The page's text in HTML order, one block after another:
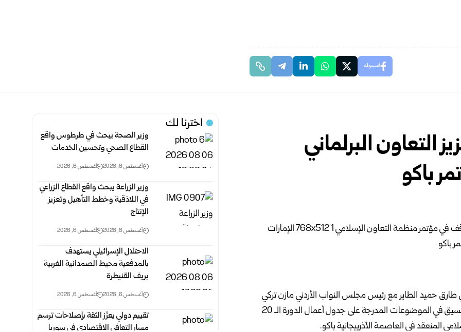
فيسبوك
التعاون البرلماني
باكو
طارق حميد الطاير مع رئيس مجلس النواب الأردني مازن تركي
القاضي اليوم الأربعاء علاقات التعاون البرلماني إلى جانب التنسيق في الموضوعات المدرجة على جدول أعمال الدورة الـ 20
المنعقد في العاصمة الأذربيجانيةباكو.
اخترنا لك
وزير الصحة يبحث في طرطوس واقع
القطاع الصحي وتحسين الخدمات
أغسطس 6, 2026 أغسطس 6, 2026
وزير الزراعة يبحث واقع القطاع الزراعي
في اللاذقية وخطط التأهيل وتعزيز
الإنتاج
أغسطس 6, 2026 أغسطس 6, 2026
الاحتلال الإسرائيلي يستهدف
بالمدفعية محيط الصمدانية الغربية
بريف القنيطرة
أغسطس 6, 2026 أغسطس 6, 2026
تقييم دولي يعزّز الثقة بإصلاحات ترسم
مسار التعافي الاقتصادي في سوريا